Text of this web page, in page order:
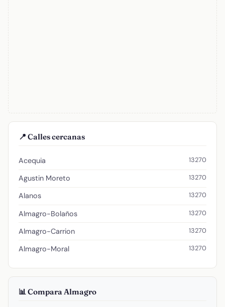
📍 Calles cercanas
Acequia 13270
Agustin Moreto 13270
Alanos 13270
Almagro-Bolaños 13270
Almagro-Carrion 13270
Almagro-Moral 13270
📊 Compara Almagro